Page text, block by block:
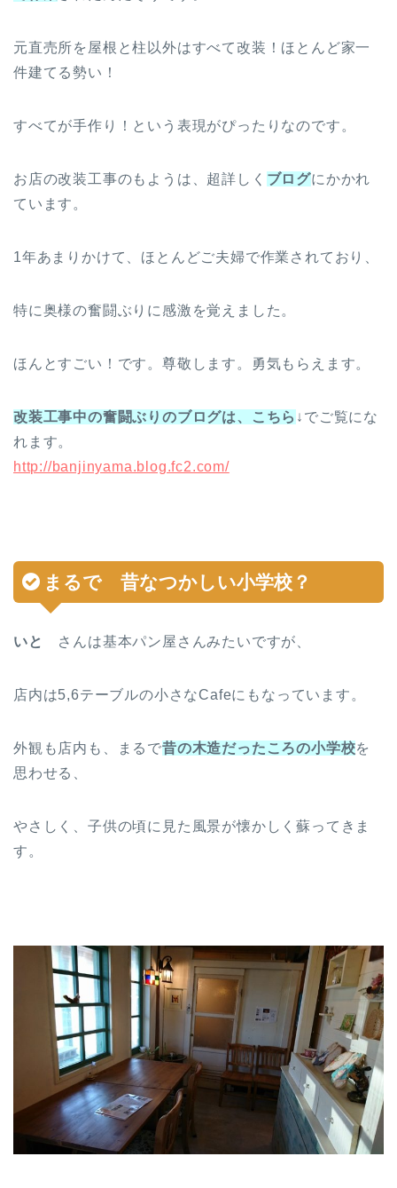
元直売所を屋根と柱以外はすべて改装！ほとんど家一
件建てる勢い！
すべてが手作り！という表現がぴったりなのです。
お店の改装工事のもようは、超詳しく ブログにかかれ
ています。
1年あまりかけて、ほとんどご夫婦で作業されており、
特に奥様の奮闘ぶりに感激を覚えました。
ほんとすごい！です。尊敬します。勇気もらえます。
改装工事中の奮闘ぶりのブログは、こちら ↓でご覧にな
れます。
http://banjinyama.blog.fc2.com/
まるで 昔なつかしい小学校？
いと さんは基本パン屋さんみたいですが、
店内は5,6テーブルの小さなCafeにもなっています。
外観も店内も、まるで昔の木造だったころの小学校を
思わせる、
やさしく、子供の頃に見た風景が懐かしく蘇ってきま
す。